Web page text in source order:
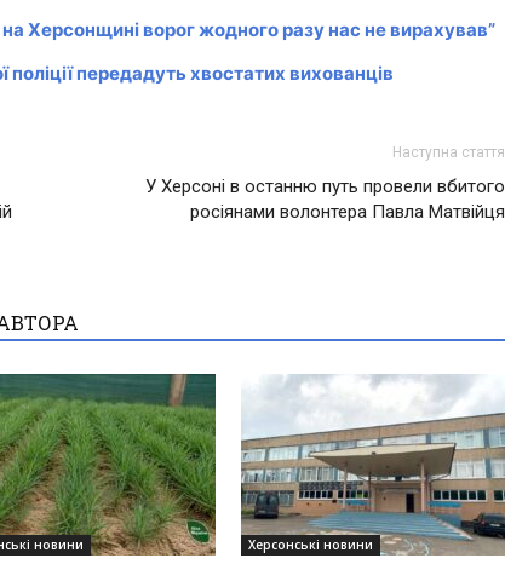
Херсонщині ворог жодного разу нас не вирахував”
передадуть хвостатих вихованців
Наступна стаття
У Херсоні в останню путь провели вбитого
росіянами волонтера Павла Матвійця
новини Херсонські новини